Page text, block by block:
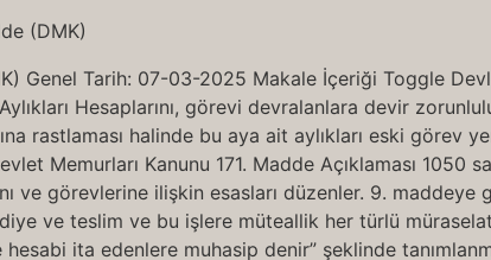
Genel Tarih: 07-03-2025 Makale İçeriği Toggle
Hesaplarını, görevi devralanlara devir
rastlaması halinde bu aya ait aylıkları eski görev
Memurları Kanunu 171. Madde Açıklaması 1050
ve görevlerine ilişkin esasları düzenler. 9. maddeye
ve teslim ve bu işlere müteallik her türlü
ita edenlere muhasip denir” şeklinde